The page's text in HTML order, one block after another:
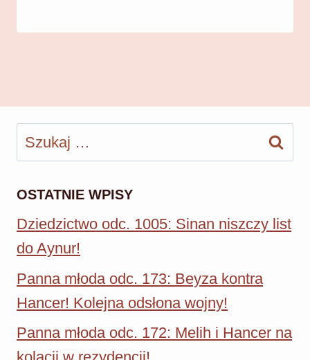
Szukaj:
OSTATNIE WPISY
Dziedzictwo odc. 1005: Sinan niszczy list
do Aynur!
Panna młoda odc. 173: Beyza kontra
Hancer! Kolejna odsłona wojny!
Panna młoda odc. 172: Melih i Hancer na